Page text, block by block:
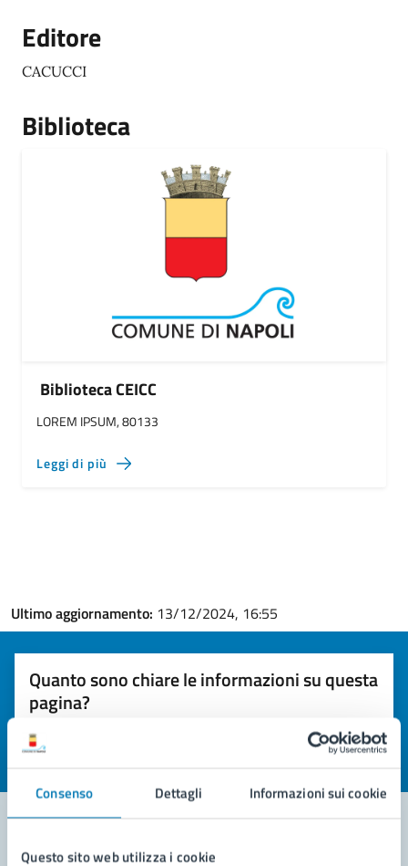
Consenso Dettagli Informazioni sui cookie
Questo sito web utilizza i cookie
Editore
CACUCCI
Biblioteca
Biblioteca CEICC
LOREM IPSUM, 80133
Leggi di più
Ultimo aggiornamento: 13/12/2024, 16:55
Quanto sono chiare le informazioni su questa
pagina?
Valuta la chiarezza delle informazioni (da 1 a 5 stelle)
Seleziona il numero di stelle per valutare la chiarezza delle